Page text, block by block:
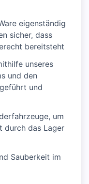
eigenständig
sicher, dass
bereitsteht
unseres
und den
und
um
durch das Lager
Sauberkeit im